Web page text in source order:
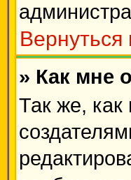
Вернуться
» Как мне
Так же, как